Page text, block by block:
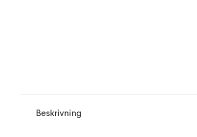
Beskrivning